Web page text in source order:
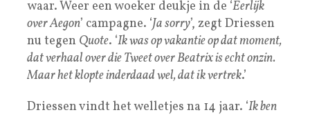
waar. Weer een woeker deukje in de ‘Eerlijk
over Aegon’ campagne. ‘Ja sorry’, zegt Driessen
nu tegen Quote. ‘Ik was op vakantie op dat moment,
dat verhaal over die Tweet over Beatrix is echt onzin.
Maar het klopte inderdaad wel, dat ik vertrek.’
Driessen vindt het welletjes na 14 jaar. ‘Ik ben